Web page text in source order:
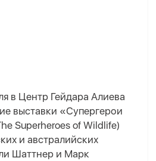
в Центр Гейдара Алиева
выставки «Супергерои
Superheroes of Wildlife)
и австралийских
Шаттнер и Марк